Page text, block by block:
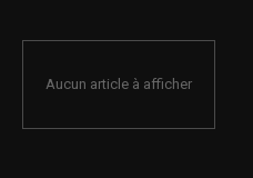
Aucun article à afficher